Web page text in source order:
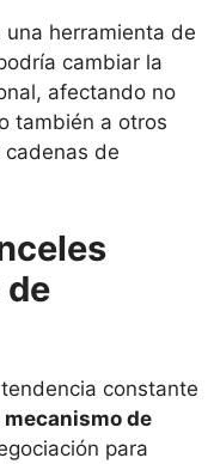
herramienta de
cambiar la
afectando no
también a otros
de
constante
mecanismo de
para